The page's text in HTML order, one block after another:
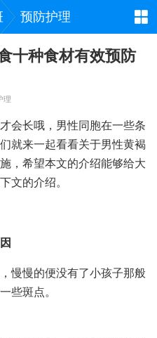
预防护理
十种食材有效预防
理
会长哦，男性同胞在一些条
就来一起看看关于男性黄褐
，希望本文的介绍能够给大
文的介绍。
慢慢的便没有了小孩子那般
些斑点。